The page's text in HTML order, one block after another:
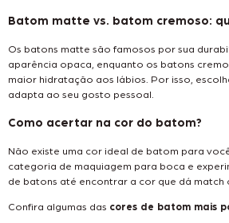
Batom matte vs. batom cremoso:
Os batons matte são famosos por sua
aparência opaca, enquanto os batons
maior hidratação aos lábios. Por isso,
adapta ao seu gosto pessoal.
Como acertar na cor do batom?
Não existe uma cor ideal de batom para
categoria de maquiagem para boca e
de batons até encontrar a cor que dá match
Confira algumas das cores de batom mais